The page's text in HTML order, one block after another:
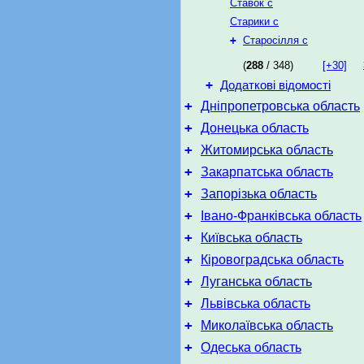
Ставок с
Старики с
+ Старосілля с
(288 / 348) [+30]
+ Додаткові відомості
+ Дніпропетровська область
+ Донецька область
+ Житомирська область
+ Закарпатська область
+ Запорізька область
+ Івано-Франківська область
+ Київська область
+ Кіровоградська область
+ Луганська область
+ Львівська область
+ Миколаївська область
+ Одеська область